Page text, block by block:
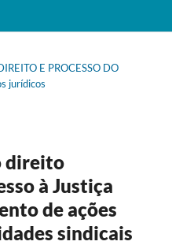
E PROCESSO DO
jurídicos
direito
à Justiça
de ações
sindicais